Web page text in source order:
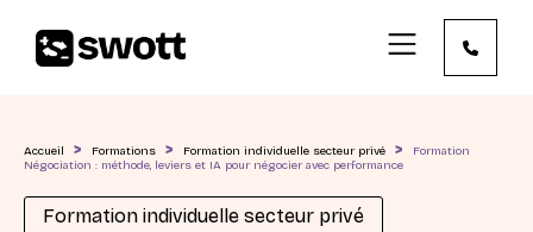
Accueil > Formations > Formation individuelle secteur privé >
Formation
Négociation : méthode, leviers et IA pour négocier avec performance
Formation individuelle secteur privé